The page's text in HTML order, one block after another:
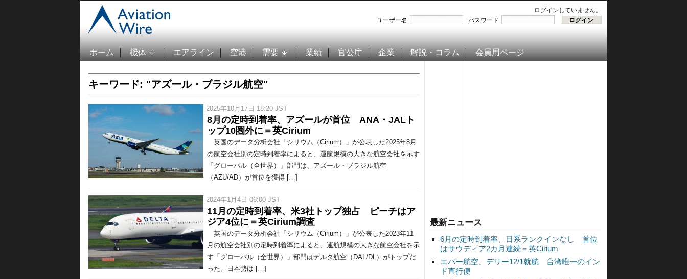
ログインしていません。
ユーザー名
パスワード
ホーム 機体 エアライン 空港 需要 業績 官公庁 企業 解説・コラム 会員用ページ
最新ニュース
6月の定時到着率、日系ランクインなし 首位
はサウディア2カ月連続＝英Cirium
エバー航空、デリー12/1就航 台湾唯一のイン
ド直行便
キーワード: "アズール・ブラジル航空"
/ 2025年10月17日 18:20 JST
8月の定時到着率、アズールが首位 ANA・JALト
ップ10圏外に＝英Cirium
英国のデータ分析会社「シリウム（Cirium）」が公表した2025年8月
の航空会社別の定時到着率によると、運航規模の大きな航空会社を示す
「グローバル（全世界）」部門は、アズール・ブラジル航空
（AZU/AD）が首位を獲得 […]
/ 2024年1月4日 06:00 JST
11月の定時到着率、米3社トップ独占 ピーチはア
ジア4位に＝英Cirium調査
英国のデータ分析会社「シリウム（Cirium）」が公表した2023年11
月の航空会社別の定時到着率によると、運航規模の大きな航空会社を示
す「グローバル（全世界）」部門はデルタ航空（DAL/DL）がトップだ
った。日本勢は […]